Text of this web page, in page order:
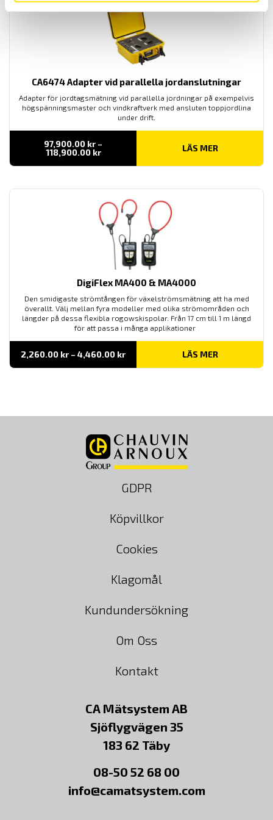
CA6474 Adapter vid parallella jordanslutningar
Adapter för jordtagsmätning vid parallella jordningar på exempelvis
högspänningsmaster och vindkraftverk med ansluten toppjordlina
under drift.
97,900.00 kr –
118,900.00 krPrisintervall:
till
LÄS MER
DigiFlex MA400 & MA4000
Den smidigaste strömtången för växelströmsmätning att ha med
överallt. Välj mellan fyra modeller med olika strömområden och
längder på dessa flexibla rogowskispolar. Från 17 cm till 1 m längd
för att passa i många applikationer
2,260.00 kr – 4,460.00 krPrisintervall:
till
LÄS MER
GDPR
Köpvillkor
Cookies
Klagomål
Kundundersökning
Om Oss
Kontakt
CA Mätsystem AB
Sjöflygvägen 35
183 62 Täby
08-50 52 68 00
info@camatsystem.com